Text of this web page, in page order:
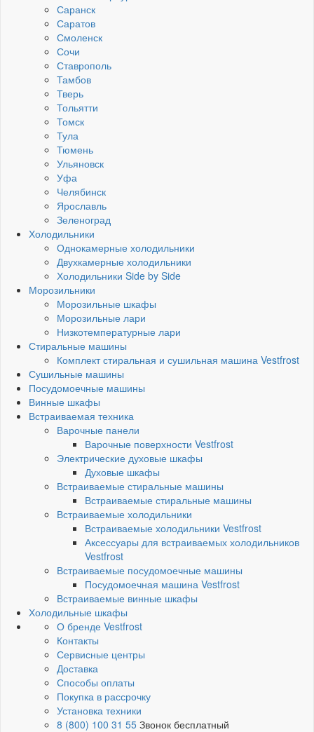
Саранск
Саратов
Смоленск
Сочи
Ставрополь
Тамбов
Тверь
Тольятти
Томск
Тула
Тюмень
Ульяновск
Уфа
Челябинск
Ярославль
Зеленоград
Холодильники
Однокамерные холодильники
Двухкамерные холодильники
Холодильники Side by Side
Морозильники
Морозильные шкафы
Морозильные лари
Низкотемпературные лари
Стиральные машины
Комплект стиральная и сушильная машина Vestfrost
Сушильные машины
Посудомоечные машины
Винные шкафы
Встраиваемая техника
Варочные панели
Варочные поверхности Vestfrost
Электрические духовые шкафы
Духовые шкафы
Встраиваемые стиральные машины
Встраиваемые стиральные машины
Встраиваемые холодильники
Встраиваемые холодильники Vestfrost
Аксессуары для встраиваемых холодильников
Vestfrost
Встраиваемые посудомоечные машины
Посудомоечная машина Vestfrost
Встраиваемые винные шкафы
Холодильные шкафы
О бренде Vestfrost
Контакты
Сервисные центры
Доставка
Способы оплаты
Покупка в рассрочку
Установка техники
8 (800) 100 31 55 Звонок бесплатный